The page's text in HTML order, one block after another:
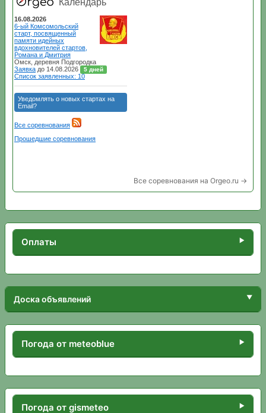
Все соревнования на Orgeo.ru →
Оплаты
Доска объявлений
Погода от meteoblue
Погода от gismeteo